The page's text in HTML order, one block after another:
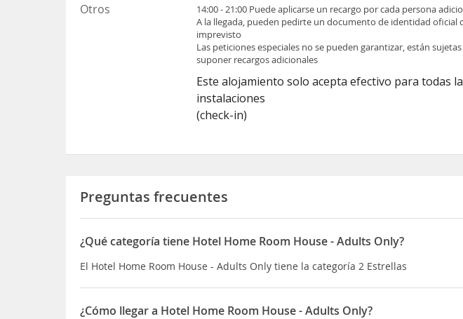
Otros
14:00 - 21:00 Puede aplicarse un recargo por cada persona
A la llegada, pueden pedirte un documento de identidad
imprevisto
Las peticiones especiales no se pueden garantizar, están
suponer recargos adicionales
Este alojamiento solo acepta efectivo para todas
instalaciones
(check-in)
Preguntas frecuentes
¿Qué categoría tiene Hotel Home Room House - Adults Only?
El Hotel Home Room House - Adults Only tiene la categoría 2 Estrellas
¿Cómo llegar a Hotel Home Room House - Adults Only?